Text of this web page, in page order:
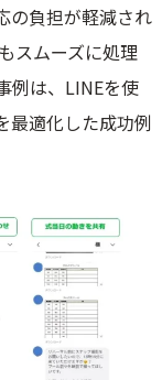
の負担が軽減され
スムーズに処理
例は、LINEを使
最適化した成功例